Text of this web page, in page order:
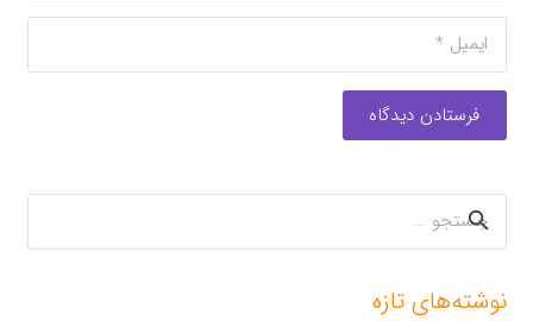
فرستادن دیدگاه
جستجو
برای:
نوشته‌های تازه